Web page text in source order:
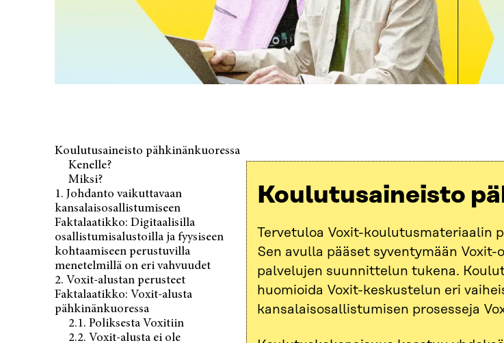
Koulutusaineisto pähkinänkuoressa
Kenelle?
Miksi?
1. Johdanto vaikuttavaan
kansalaisosallistumiseen
Faktalaatikko: Digitaalisilla
osallistumisalustoilla ja fyysiseen
kohtaamiseen perustuvilla
menetelmillä on eri vahvuudet
2. Voxit-alustan perusteet
Faktalaatikko: Voxit-alusta
pähkinänkuoressa
2.1. Poliksesta Voxitiin
2.2. Voxit-alusta ei ole
Koulutusaineisto
Tervetuloa Voxit-koulutusmateriaalin
Sen avulla pääset syventymään
palvelujen suunnittelun tukena.
huomioida Voxit-keskustelun eri
kansalaisosallistumisen prosesseja